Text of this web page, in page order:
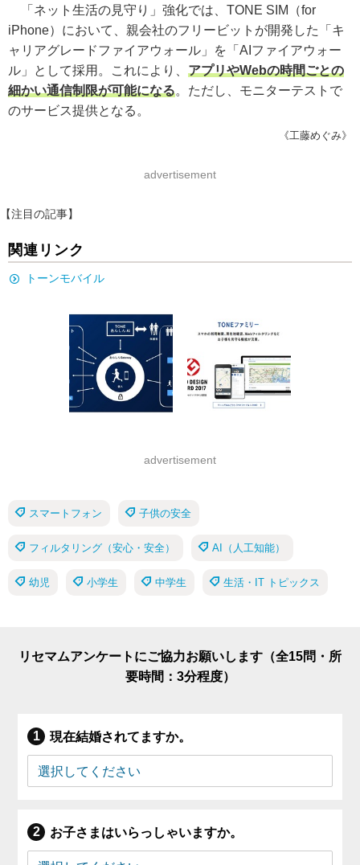
「ネット生活の見守り」強化では、TONE SIM（for
iPhone）において、親会社のフリービットが開発した「キ
ャリアグレードファイアウォール」を「AIファイアウォー
ル」として採用。これにより、 アプリやWebの時間ごとの
細かい通信制限が可能になる。ただし、モニターテストで
のサービス提供となる。
《工藤めぐみ》
advertisement
【注目の記事】
関連リンク
トーンモバイル
advertisement
スマートフォン 子供の安全
フィルタリング（安心・安全） AI（人工知能）
幼児 小学生 中学生 生活・IT トピックス
リセマムアンケートにご協力お願いします（全15問・所
要時間：3分程度）
現在結婚されてますか。
お子さまはいらっしゃいますか。